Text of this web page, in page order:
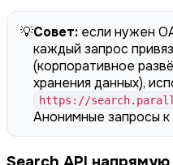
💡Совет: если нужен
каждый запрос
(корпоративное
хранения данных),
https://
Анонимные запросы